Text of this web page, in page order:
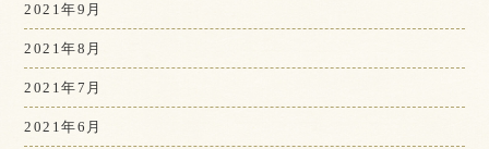
2021年9月
2021年8月
2021年7月
2021年6月